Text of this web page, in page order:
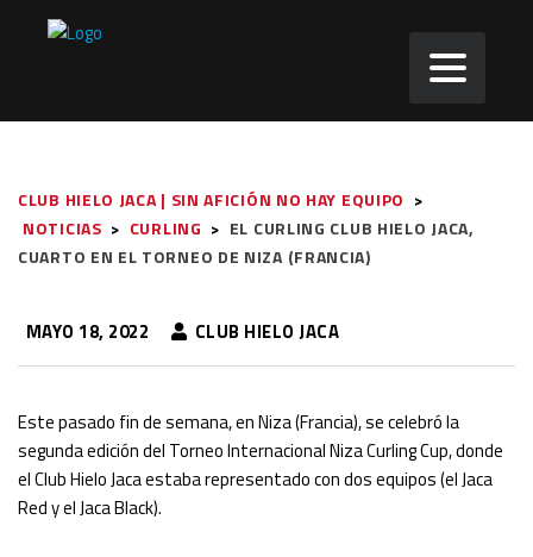
CLUB HIELO JACA | SIN AFICIÓN NO HAY EQUIPO >
NOTICIAS > CURLING > EL CURLING CLUB HIELO JACA,
CUARTO EN EL TORNEO DE NIZA (FRANCIA)
MAYO 18, 2022 CLUB HIELO JACA
Este pasado fin de semana, en Niza (Francia), se celebró la
segunda edición del Torneo Internacional Niza Curling Cup, donde
el Club Hielo Jaca estaba representado con dos equipos (el Jaca
Red y el Jaca Black).